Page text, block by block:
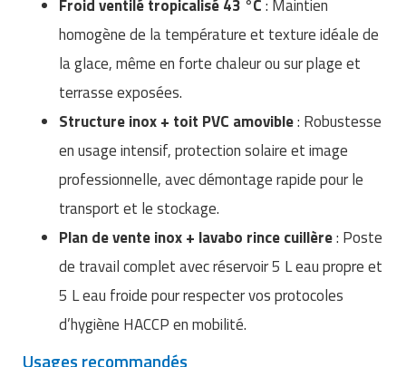
Matériel de musculation
Vêtement sportif
Rôtisserie professionnelle
Sautause professionnelle
Table de cuisson professionnelle
Tables de préparation réfrigérées
Ustensile de cuisine
Vaisselle restaurant
Vitrines réfrigérées
Froid ventilé tropicalisé 43 °C: Maintien
homogène de la température et texture idéale de
la glace, même en forte chaleur ou sur plage et
terrasse exposées.
Structure inox + toit PVC amovible: Robustesse
en usage intensif, protection solaire et image
professionnelle, avec démontage rapide pour le
transport et le stockage.
Plan de vente inox + lavabo rince cuillère: Poste
de travail complet avec réservoir 5 L eau propre et
5 L eau froide pour respecter vos protocoles
d’hygiène HACCP en mobilité.
Usages recommandés